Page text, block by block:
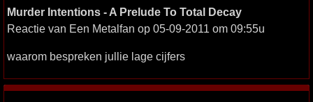
Murder Intentions - A Prelude To Total Decay
Reactie van Een Metalfan op 05-09-2011 om 09:55u
waarom bespreken jullie lage cijfers